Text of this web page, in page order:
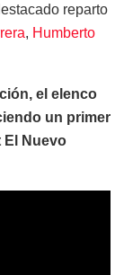
reparto
, Humberto
el elenco
un primer
El Nuevo